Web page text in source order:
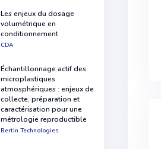
Les enjeux du dosage
volumétrique en
conditionnement
CDA
Échantillonnage actif des
microplastiques
atmosphériques : enjeux de
collecte, préparation et
caractérisation pour une
métrologie reproductible
Bertin Technologies